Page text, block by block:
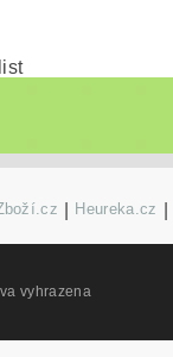
Heureka.cz
vyhrazena